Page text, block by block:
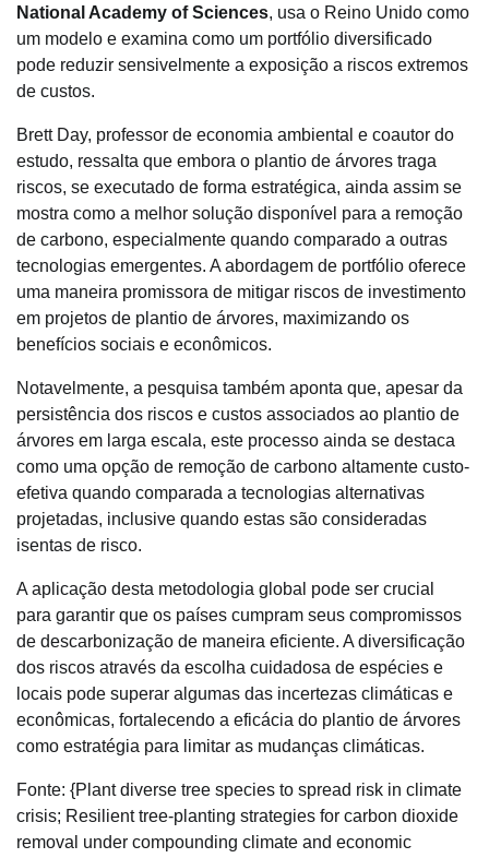
National Academy of Sciences, usa o Reino Unido como
um modelo e examina como um portfólio diversificado
pode reduzir sensivelmente a exposição a riscos extremos
de custos.
Brett Day, professor de economia ambiental e coautor do
estudo, ressalta que embora o plantio de árvores traga
riscos, se executado de forma estratégica, ainda assim se
mostra como a melhor solução disponível para a remoção
de carbono, especialmente quando comparado a outras
tecnologias emergentes. A abordagem de portfólio oferece
uma maneira promissora de mitigar riscos de investimento
em projetos de plantio de árvores, maximizando os
benefícios sociais e econômicos.
Notavelmente, a pesquisa também aponta que, apesar da
persistência dos riscos e custos associados ao plantio de
árvores em larga escala, este processo ainda se destaca
como uma opção de remoção de carbono altamente custo-
efetiva quando comparada a tecnologias alternativas
projetadas, inclusive quando estas são consideradas
isentas de risco.
A aplicação desta metodologia global pode ser crucial
para garantir que os países cumpram seus compromissos
de descarbonização de maneira eficiente. A diversificação
dos riscos através da escolha cuidadosa de espécies e
locais pode superar algumas das incertezas climáticas e
econômicas, fortalecendo a eficácia do plantio de árvores
como estratégia para limitar as mudanças climáticas.
Fonte: {Plant diverse tree species to spread risk in climate
crisis; Resilient tree-planting strategies for carbon dioxide
removal under compounding climate and economic